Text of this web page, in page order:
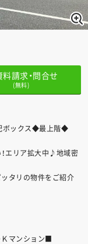
料請求・問合せ
(無料)
ックス◆最上階◆
エリア拡大中♪地域密
タリの物件をご紹介
マンション■